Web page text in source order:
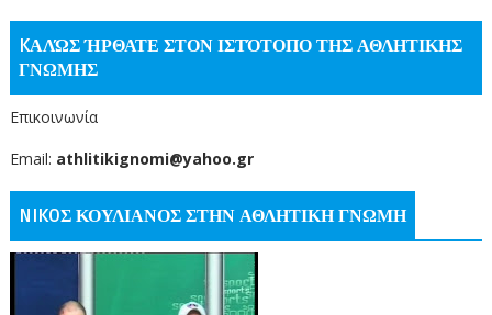
KΑΛΏΣ ΉΡΘΑΤΕ ΣΤΟΝ ΙΣΤΌΤΟΠΟ ΤΗΣ ΑΘΛΗΤΙΚΗΣ
ΓΝΩΜΗΣ
Επικοινωνία
Email: athlitikignomi@yahoo.gr
NIKOΣ ΚΟΥΛΙΑΝΟΣ ΣΤΗΝ ΑΘΛΗΤΙΚΗ ΓΝΩΜΗ